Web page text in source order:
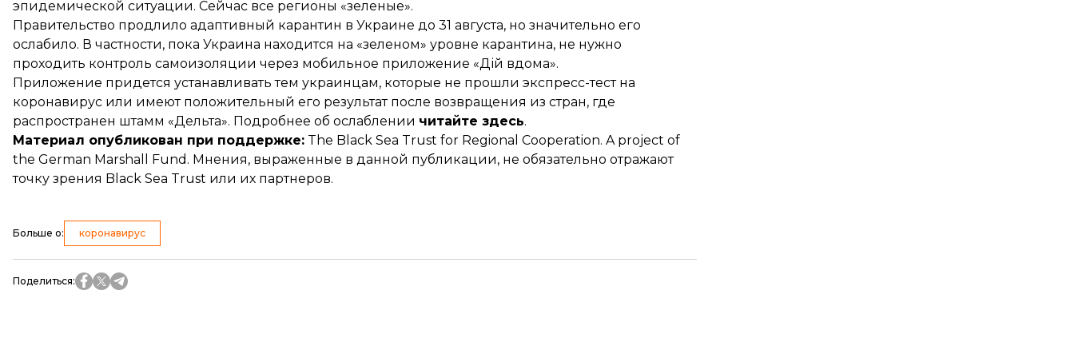
эпидемической ситуации. Сейчас все регионы «зеленые».
Правительство продлило адаптивный карантин в Украине до 31 августа, но значительно его
ослабило. В частности, пока Украина находится на «зеленом» уровне карантина, не нужно
проходить контроль самоизоляции через мобильное приложение «Дій вдома».
Приложение придется устанавливать тем украинцам, которые не прошли экспресс-тест на
коронавирус или имеют положительный его результат после возвращения из стран, где
распространен штамм «Дельта». Подробнее об ослаблении читайте здесь.
Материал опубликован при поддержке: The Black Sea Trust for Regional Cooperation. A project of
the German Marshall Fund. Мнения, выраженные в данной публикации, не обязательно отражают
точку зрения Black Sea Trust или их партнеров.
Больше о: коронавирус
Поделиться: